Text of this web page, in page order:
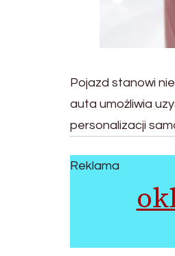
Pojazd stanowi
auta umożliwia
personalizacji
Reklama